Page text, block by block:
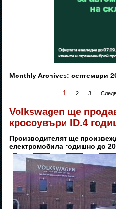
Monthly Archives:септември
1 2 3
Volkswagen ще
кросоувъри ID.4
Производителят ще
електромобила годишно до